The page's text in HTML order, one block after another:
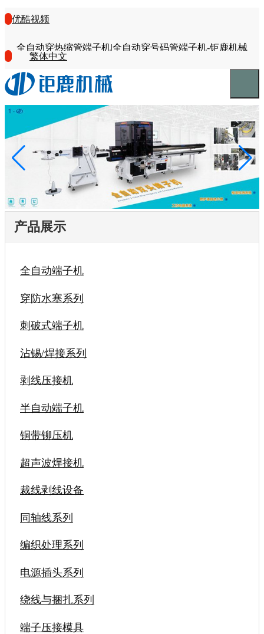
优酷视频
全自动穿热缩管端子机|全自动穿号码管端子机-钜鹿机械
繁体中文
产品展示
全自动端子机
穿防水塞系列
刺破式端子机
沾锡/焊接系列
剥线压接机
半自动端子机
铜带铆压机
超声波焊接机
裁线剥线设备
同轴线系列
编织处理系列
电源插头系列
绕线与捆扎系列
端子压接模具